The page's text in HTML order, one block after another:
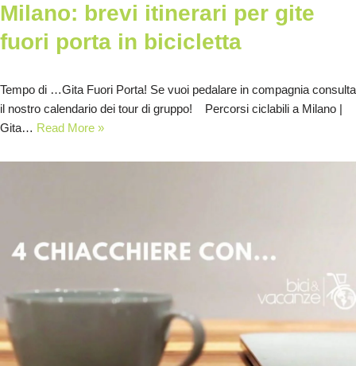
Milano: brevi itinerari per gite
fuori porta in bicicletta
Tempo di …Gita Fuori Porta! Se vuoi pedalare in compagnia consulta
il nostro calendario dei tour di gruppo! Percorsi ciclabili a Milano |
Gita… Read More »